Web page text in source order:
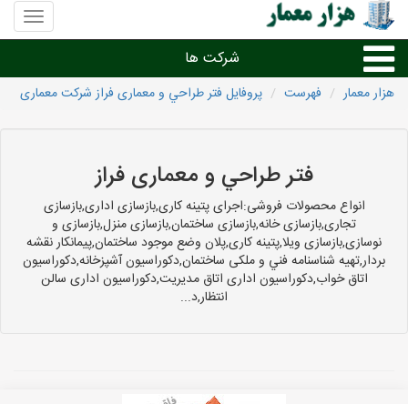
منوی
سایت
معمار
شرکت ها
دیگر امور معماری
شرکت های معماری شهرها
هزار معمار فهرست پروفایل فتر طراحي و معماری فراز شرکت معماری
فتر طراحي و معماری فراز
انواع محصولات فروشی:اجرای پتینه کاری,بازسازی اداری,بازسازی
تجاری,بازسازی خانه,بازسازی ساختمان,بازسازی منزل,بازسازی و
نوسازی,بازسازی ویلا,پتینه کاری,پلان وضع موجود ساختمان,پیمانکار نقشه
بردار,تهيه شناسنامه فني و ملكی ساختمان,دکوراسیون آشپزخانه,دکوراسیون
اتاق خواب,دکوراسیون اداری اتاق مدیریت,دکوراسیون اداری سالن
انتظار,د...